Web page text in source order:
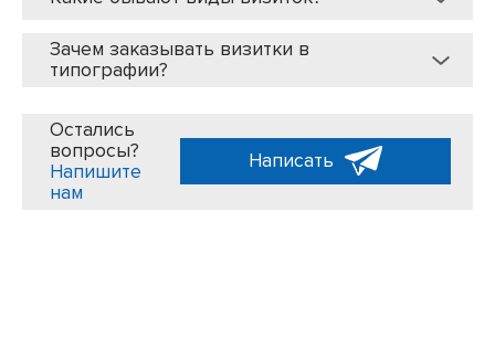
Зачем заказывать визитки в
типографии?
Остались
вопросы?
Напишите
нам
Написать